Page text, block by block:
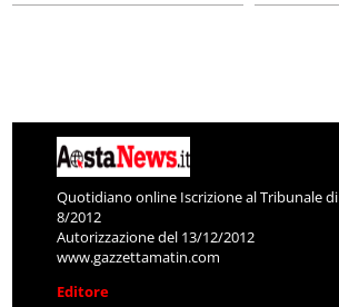
Quotidiano online Iscrizione al Tribunale
8/2012
Autorizzazione del 13/12/2012
www.gazzettamatin.com
Editore